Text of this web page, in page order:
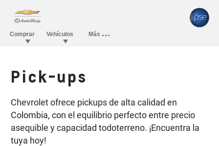
Pick-ups
Chevrolet ofrece pickups de alta calidad en
Colombia, con el equilibrio perfecto entre precio
asequible y capacidad todoterreno. ¡Encuentra la
tuya hoy!